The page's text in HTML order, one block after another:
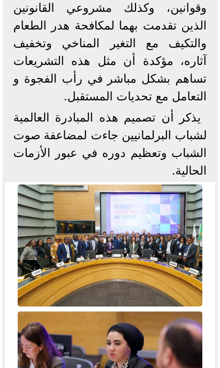
وقوانين، وكذلك مشروعي القانونين
الذين تقدمت بهما لمكافحة هدر الطعام
والتكيف مع التغير المناخي وتخفيف
آثاره، مؤكدة أن مثل هذه التشريعات
تساهم بشكل مباشر في رأب الفجوة و
التعامل مع تحديات المستقبل.
يذكر أن تصميم هذه المبادرة العالمية
لشباب البرلمانيين جاءت لمضاعفة صوت
الشباب وتعظيم دوره في عبور الأزمات
الحالية.